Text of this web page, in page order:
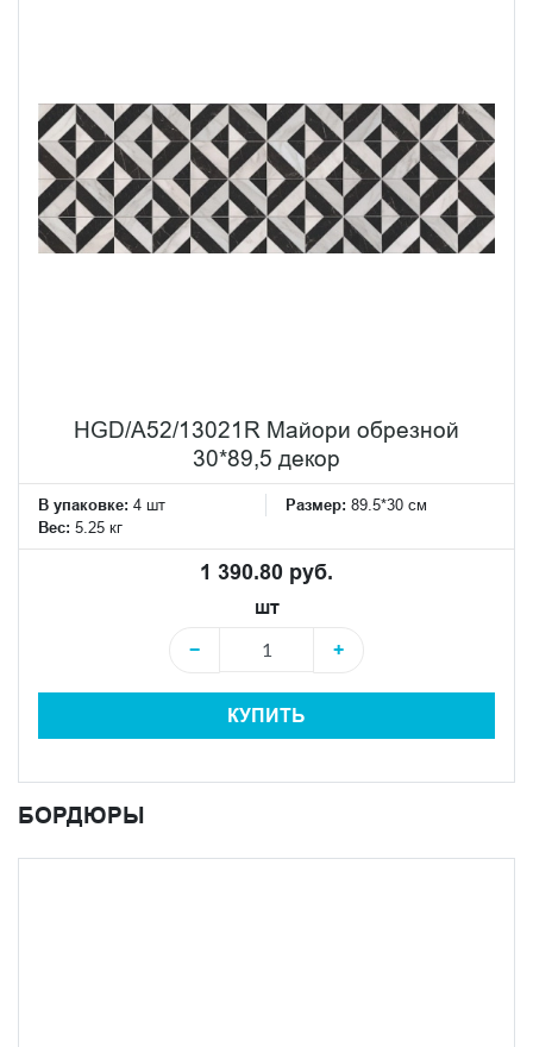
HGD/A52/13021R Майори обрезной
30*89,5 декор
В упаковке: 4 шт Размер: 89.5*30 см
Вес: 5.25 кг
1 390.80 руб.
шт
−
+
КУПИТЬ
БОРДЮРЫ